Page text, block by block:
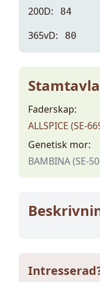
200D: 84
365vD: 80
Stamtavla
Faderskap:
ALLSPICE (SE-
Genetisk mor:
BAMBINA (SE-